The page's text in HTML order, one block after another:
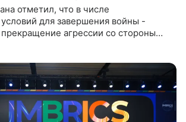
отметил, что в числе
для завершения войны -
агрессии со стороны